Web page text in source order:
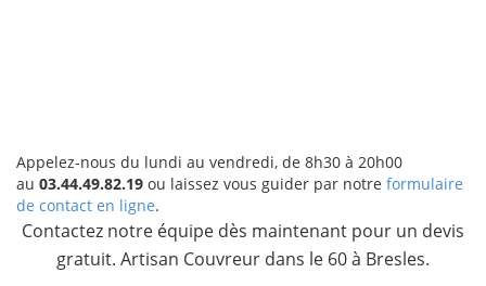
Appelez-nous du lundi au vendredi, de 8h30 à 20h00
au 03.44.49.82.19 ou laissez vous guider par notre formulaire
de contact en ligne.
Contactez notre équipe dès maintenant pour un devis
gratuit. Artisan Couvreur dans le 60 à Bresles.